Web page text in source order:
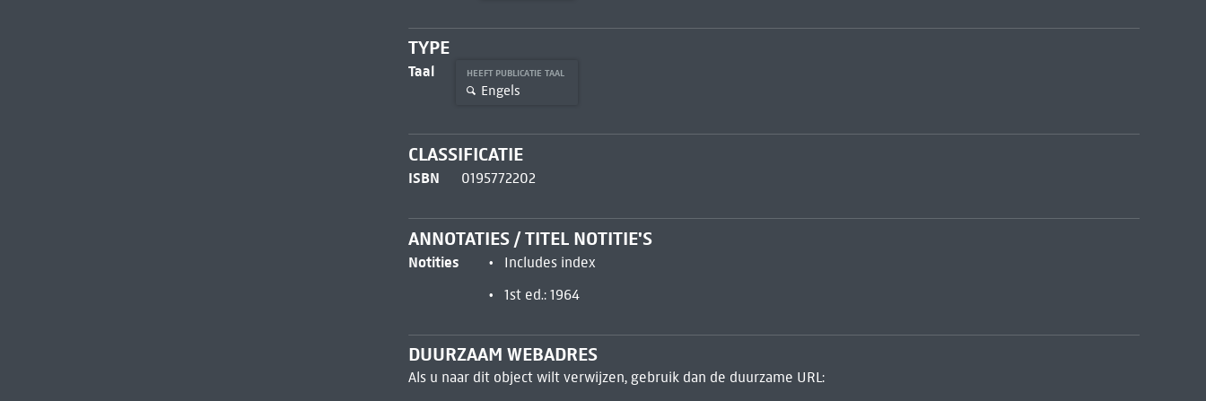
TYPE
Taal HEEFT PUBLICATIE TAAL
Engels
CLASSIFICATIE
ISBN 0195772202
ANNOTATIES / TITEL NOTITIE'S
Notities
Includes index
1st ed.: 1964
DUURZAAM WEBADRES
Als u naar dit object wilt verwijzen, gebruik dan de duurzame URL: